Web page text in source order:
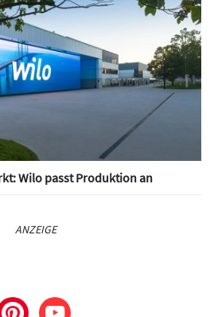
Wilo passt Produktion an
ANZEIGE